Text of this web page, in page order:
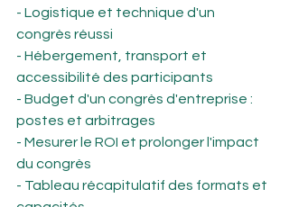
- Logistique et technique d'un
congrès réussi
- Hébergement, transport et
accessibilité des participants
- Budget d'un congrès d'entreprise :
postes et arbitrages
- Mesurer le ROI et prolonger l'impact
du congrès
- Tableau récapitulatif des formats et